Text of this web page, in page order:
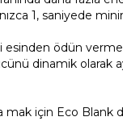
1, saniyede
ödün
dinamik olarak
için Eco Blank